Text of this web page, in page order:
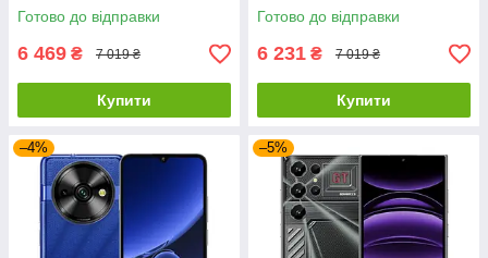
Готово до відправки
6 469 ₴ 7 019 ₴
Купити
Готово до відправки
6 231 ₴ 7 019 ₴
Купити
–4% –5%